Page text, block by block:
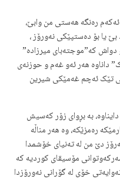
رەنگە هەستی من وابێ،
یا بۆ دەستپێکی نەورۆز ،
دواش کە”موجتەبای میرزادە”
داناوە هەر ئەو غەم و حوزنەی
تێک ئەچم غەمێکی شیرین
بە بڕوای زۆر کەسیش
رەمزێکە، وە هەر مناڵە
دێ من لە تەنیای خۆشمدا
مۆسیقای کوردیە کە
خۆی لە گۆرانی نەورۆزدا